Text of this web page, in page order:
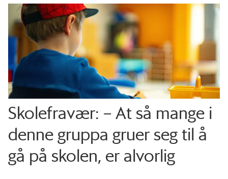
Skolefravær: – At så mange i
denne gruppa gruer seg til å
gå på skolen, er alvorlig